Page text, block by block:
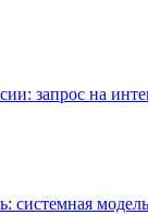
запрос на
системная